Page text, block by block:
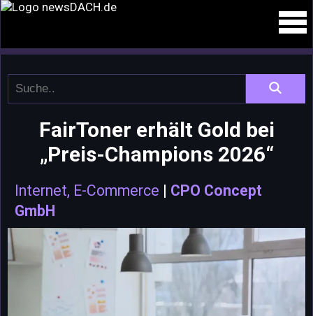
FairToner erhält Gold bei
„Preis-Champions 2026“
Internet, E-Commerce | CPO Concept
GmbH